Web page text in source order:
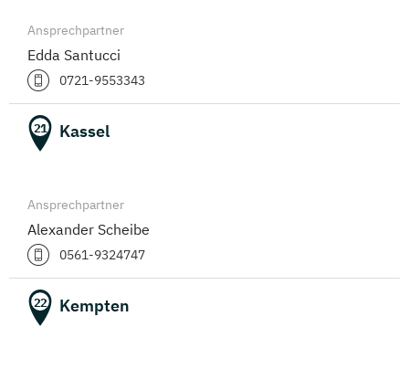
Ansprechpartner
Edda Santucci
0721-9553343
21 Kassel
Ansprechpartner
Alexander Scheibe
0561-9324747
22 Kempten